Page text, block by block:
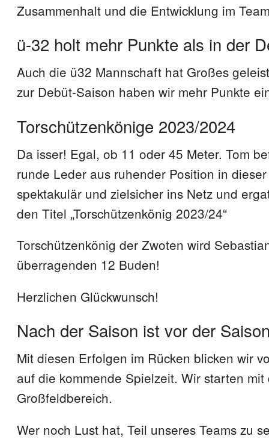
Zusammenhalt und die Entwicklung im
ü-32 holt mehr Punkte als in der
Auch die ü32 Mannschaft hat Großes
zur Debüt-Saison haben wir mehr Punkte
Torschützenkönige 2023/2024
Da isser! Egal, ob 11 oder 45 Meter. Tom
runde Leder aus ruhender Position in
spektakulär und zielsicher ins Netz und
den Titel „Torschützenkönig 2023/24“
Torschützenkönig der Zwoten wird
überragenden 12 Buden!
Herzlichen Glückwunsch!
Nach der Saison ist vor der
Mit diesen Erfolgen im Rücken blicken wir
auf die kommende Spielzeit. Wir starten mit
Großfeldbereich.
Wer noch Lust hat, Teil unseres Teams zu